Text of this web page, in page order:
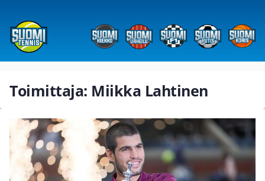
Toimittaja: Miikka Lahtinen